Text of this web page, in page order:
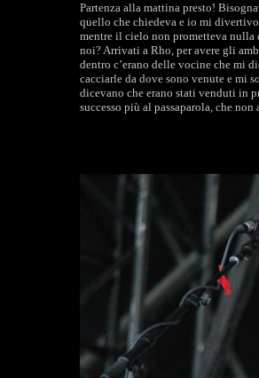
Partenza alla mattina presto!
quello che chiedeva e io mi divertivo
mentre il cielo non prometteva
noi? Arrivati a Rho, per avere gli
dentro c’erano delle vocine che mi
cacciarle da dove sono venute e mi
dicevano che erano stati venduti in
successo più al passaparola, che